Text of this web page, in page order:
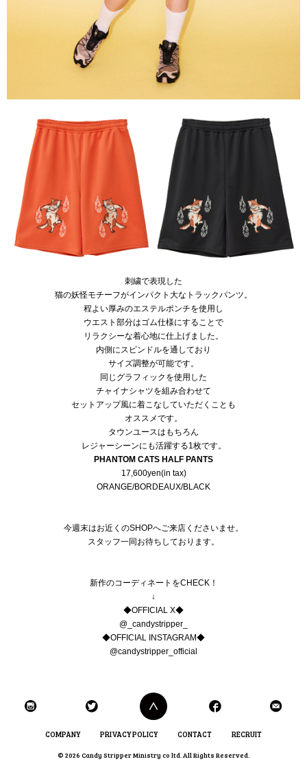
刺繍で表現した
猫の妖怪モチーフがインパクト大なトラックパンツ。
程よい厚みのエステルポンチを使用し
ウエスト部分はゴム仕様にすることで
リラクシーな着心地に仕上げました。
内側にスピンドルを通しており
サイズ調整が可能です。
同じグラフィックを使用した
チャイナシャツを組み合わせて
セットアップ風に着こなしていただくことも
オススメです。
タウンユースはもちろん
レジャーシーンにも活躍する1枚です。
PHANTOM CATS HALF PANTS
17,600yen(in tax)
ORANGE/BORDEAUX/BLACK
今週末はお近くのSHOPへご来店くださいませ。
スタッフ一同お待ちしております。
新作のコーディネートをCHECK！
↓
◆OFFICIAL X◆
@_candystripper_
◆OFFICIAL INSTAGRAM◆
@candystripper_official
COMPANY PRIVACY POLICY CONTACT RECRUIT
© 2026 Candy Stripper Ministry co ltd. All Rights Reserved.